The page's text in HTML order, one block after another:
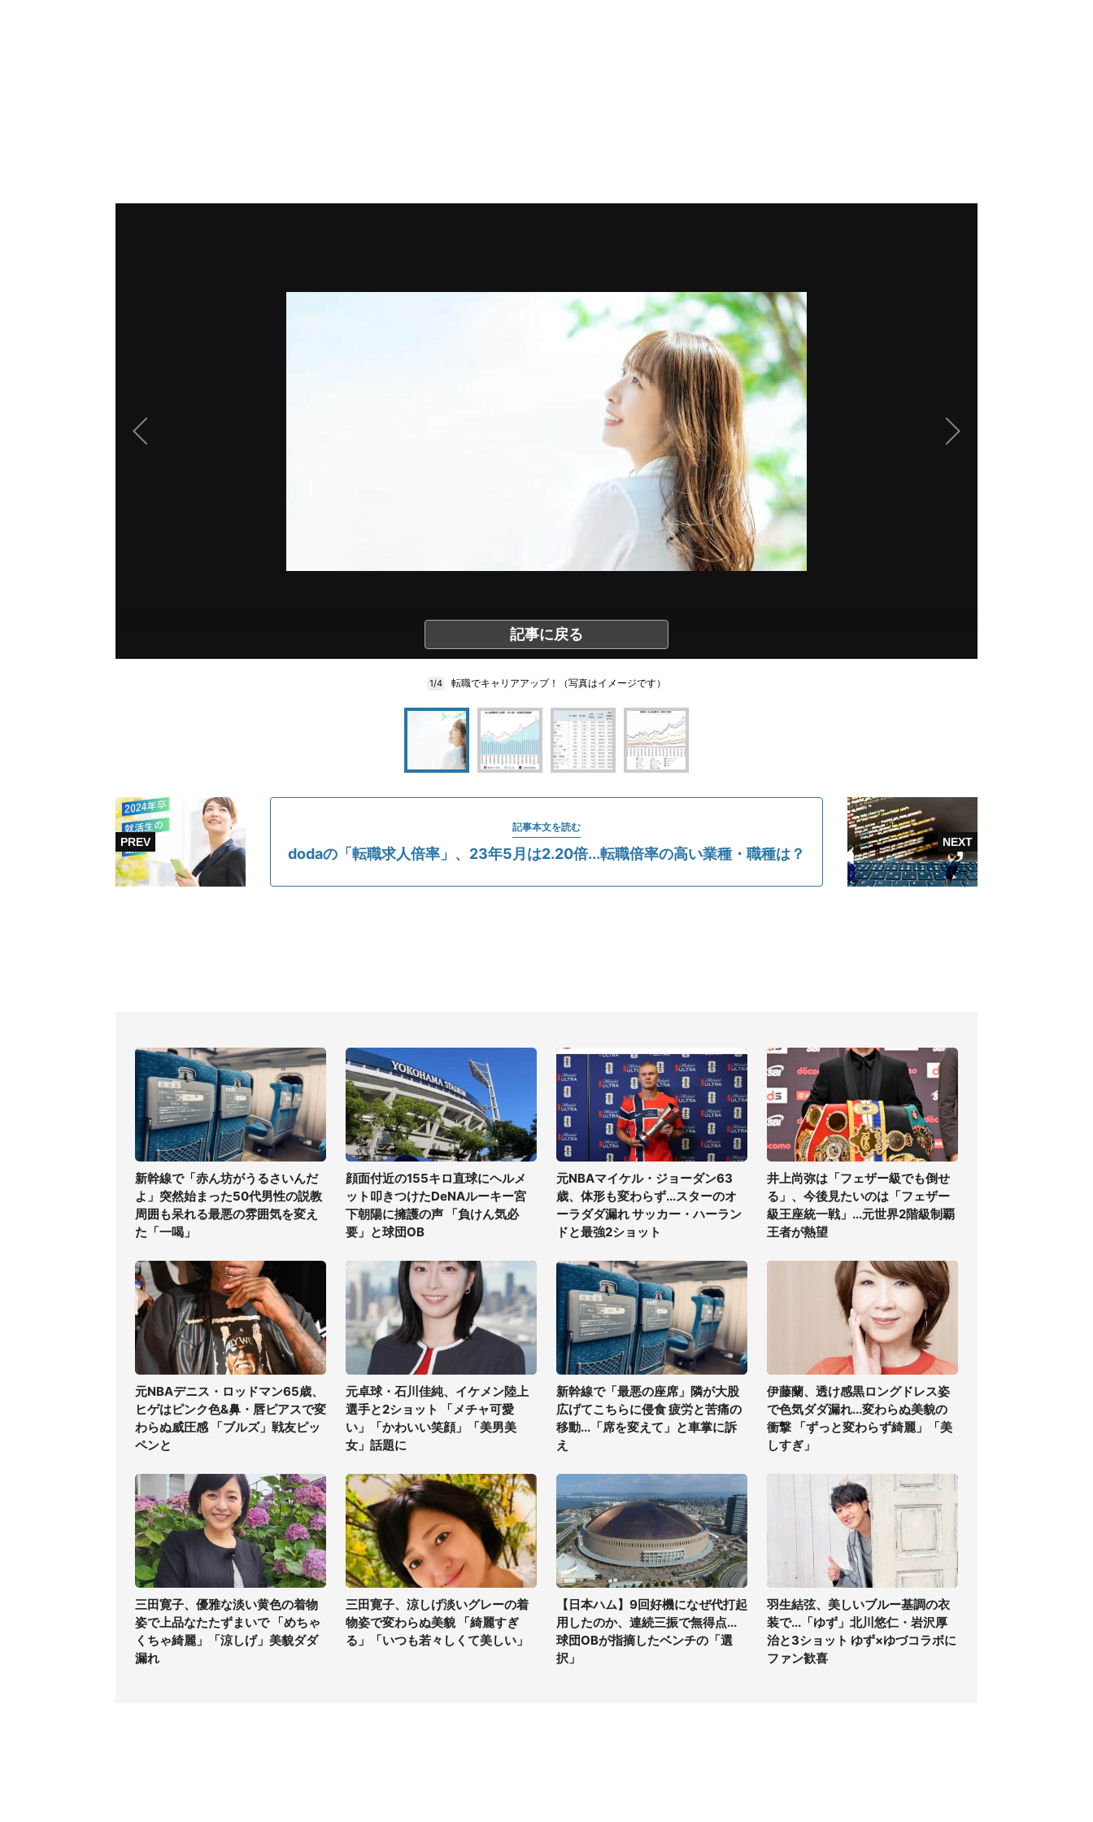
記事に戻る
1/4 転職でキャリアアップ！（写真はイメージです）
記事本文を読む
dodaの「転職求人倍率」、23年5月は2.20倍...転職倍率の高い業種・職種は？
新幹線で「赤ん坊がうるさいんだ
よ」突然始まった50代男性の説教
周囲も呆れる最悪の雰囲気を変え
た「一喝」
顔面付近の155キロ直球にヘルメ
ット叩きつけたDeNAルーキー宮
下朝陽に擁護の声 「負けん気必
要」と球団OB
元NBAマイケル・ジョーダン63
歳、体形も変わらず...スターのオ
ーラダダ漏れ サッカー・ハーラン
ドと最強2ショット
井上尚弥は「フェザー級でも倒せ
る」、今後見たいのは「フェザー
級王座統一戦」...元世界2階級制覇
王者が熱望
元NBAデニス・ロッドマン65歳、
ヒゲはピンク色&鼻・唇ピアスで変
わらぬ威圧感 「ブルズ」戦友ピッ
ペンと
元卓球・石川佳純、イケメン陸上
選手と2ショット 「メチャ可愛
い」「かわいい笑顔」「美男美
女」話題に
新幹線で「最悪の座席」隣が大股
広げてこちらに侵食 疲労と苦痛の
移動...「席を変えて」と車掌に訴
え
伊藤蘭、透け感黒ロングドレス姿
で色気ダダ漏れ...変わらぬ美貌の
衝撃 「ずっと変わらず綺麗」「美
しすぎ」
三田寛子、優雅な淡い黄色の着物
姿で上品なたたずまいで 「めちゃ
くちゃ綺麗」「涼しげ」美貌ダダ
漏れ
三田寛子、涼しげ淡いグレーの着
物姿で変わらぬ美貌 「綺麗すぎ
る」「いつも若々しくて美しい」
【日本ハム】9回好機になぜ代打起
用したのか、連続三振で無得点...
球団OBが指摘したベンチの「選
択」
羽生結弦、美しいブルー基調の衣
装で...「ゆず」北川悠仁・岩沢厚
治と3ショット ゆず×ゆづコラボに
ファン歓喜